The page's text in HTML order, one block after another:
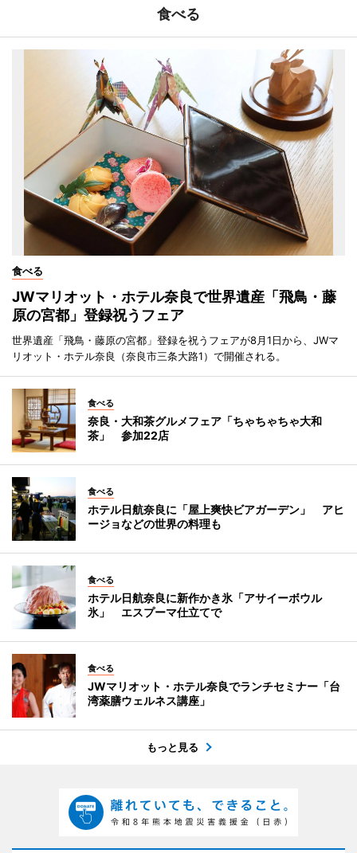
食べる
食べる
JWマリオット・ホテル奈良で世界遺産「飛鳥・藤
原の宮都」登録祝うフェア
世界遺産「飛鳥・藤原の宮都」登録を祝うフェアが8月1日から、JWマ
リオット・ホテル奈良（奈良市三条大路1）で開催される。
食べる
奈良・大和茶グルメフェア「ちゃちゃちゃ大和
茶」 参加22店
食べる
ホテル日航奈良に「屋上爽快ビアガーデン」 アヒ
ージョなどの世界の料理も
食べる
ホテル日航奈良に新作かき氷「アサイーボウル
氷」 エスプーマ仕立てで
食べる
JWマリオット・ホテル奈良でランチセミナー「台
湾薬膳ウェルネス講座」
もっと見る